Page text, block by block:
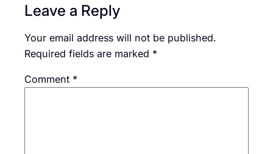
Leave a Reply
Your email address will not be published.
Required fields are marked *
Comment *